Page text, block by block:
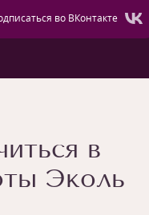
во ВКонтакте
в
Эколь